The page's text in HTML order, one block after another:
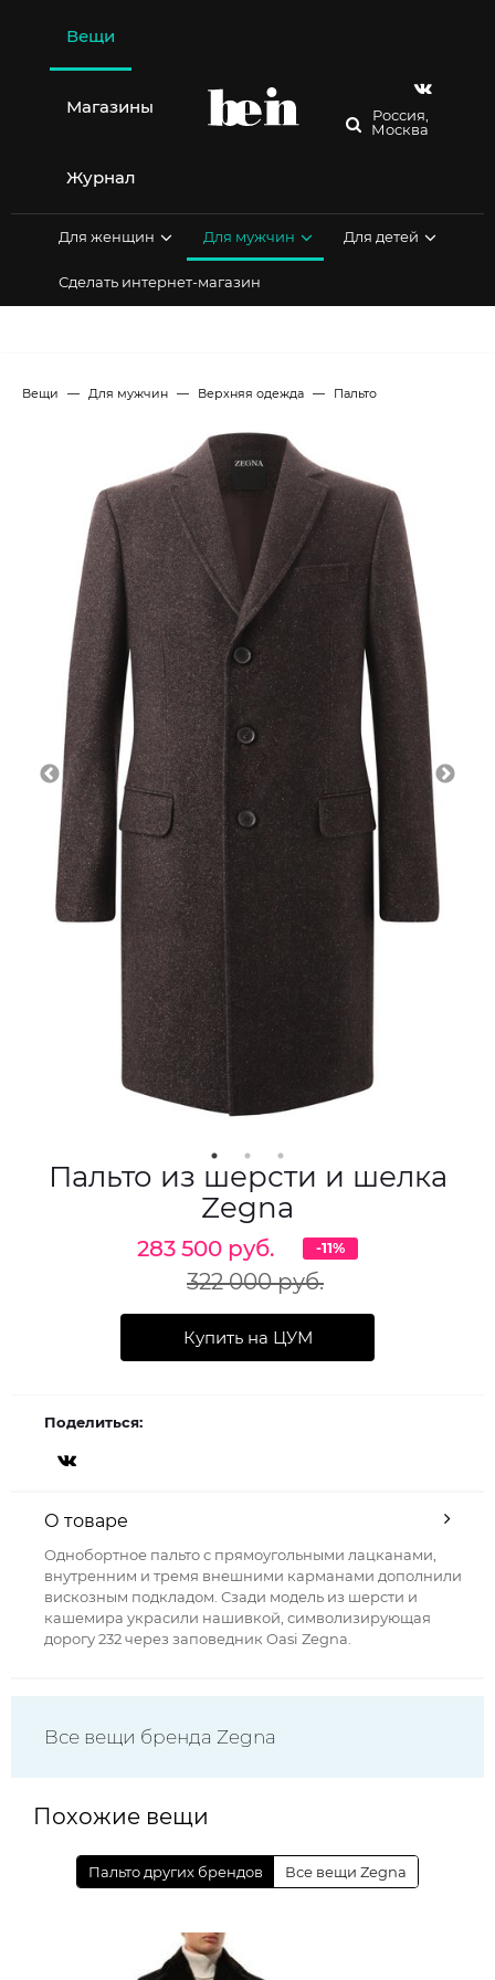
содержимому
Вещи
Магазины
Журнал
Россия,
Москва
Для женщин Для мужчин Для детей
Сделать интернет-магазин
Вещи Для мужчин Верхняя одежда Пальто
Пальто из шерсти и шелка
Zegna
283 500 руб.
322 000 руб.
-11%
Купить на ЦУМ
Поделиться:
О товаре
Однобортное пальто с прямоугольными лацканами,
внутренним и тремя внешними карманами дополнили
вискозным подкладом. Сзади модель из шерсти и
кашемира украсили нашивкой, символизирующая
дорогу 232 через заповедник Oasi Zegna.
Все вещи бренда Zegna
Похожие вещи
Пальто других брендов Все вещи Zegna